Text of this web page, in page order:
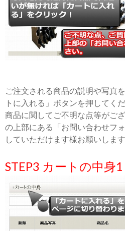
ご注文される商品の説明や写真
トに入れる」ボタンを押してくだ
商品に関してご不明な点等がご
の上部にある「お問い合わせフ
していただけます様お願いします
STEP3 カートの中身1